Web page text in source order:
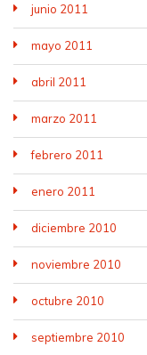
junio 2011
mayo 2011
abril 2011
marzo 2011
febrero 2011
enero 2011
diciembre 2010
noviembre 2010
octubre 2010
septiembre 2010